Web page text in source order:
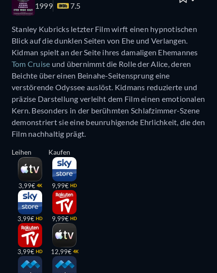
1999 7.5
Stanley Kubricks letzter Film wirft einen hypnotischen
Blick auf die dunklen Seiten von Ehe und Verlangen.
Kidman spielt an der Seite ihres damaligen Ehemannes
Tom Cruise und übernimmt die Rolle der Alice, deren
Beichte über einen Beinahe-Seitensprung eine
verstörende Odyssee auslöst. Kidmans reduzierte und
präzise Darstellung verleiht dem Film einen emotionalen
Kern. Besonders in der berühmten Schlafzimmer-Szene
demonstriert sie eine beunruhigende Ehrlichkeit, die den
Film nachhaltig prägt.
Leihen
3,99€ 4K
3,99€ HD
3,99€ HD
Kaufen
9,99€ HD
9,99€ HD
12,99€ 4K